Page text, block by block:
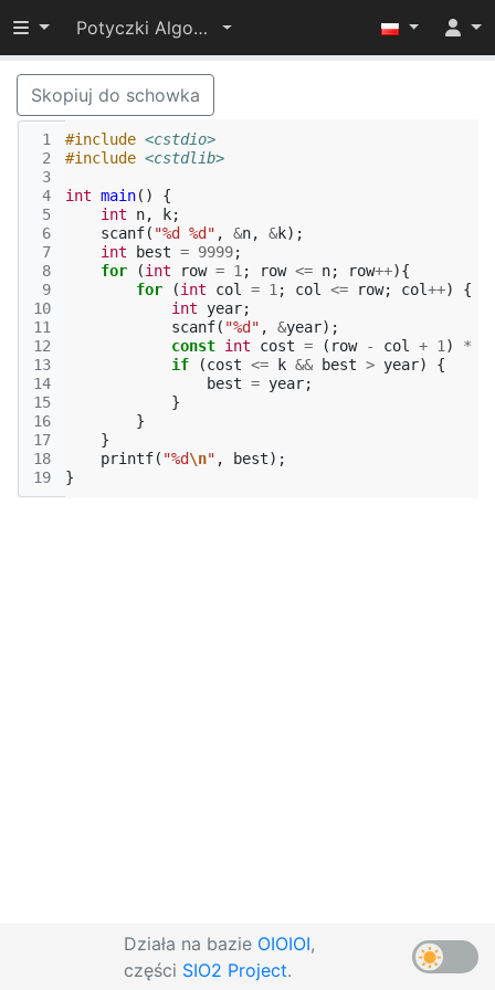
Przełącz widoczność menu
Potyczki Algorytmiczne 2019
Skopiuj do schowka
1
2
3
4
5
6
7
8
9
10
11
12
13
14
15
16
17
18
19
#include <cstdio>
#include <cstdlib>
int main()
{
int
n, k;
scanf( "%d %d" , &n, &k);
int
best = 9999;
for
(int row = 1 ; row <= n; row++){
for
(int col = 1 ; col <= row; col++)
{
int year;
scanf( "%d" , &year);
const int cost = ( row - col + 1 ) *
if
(cost <= k && best > year)
{
best = year;
}
}
}
printf( "%d\n" , best);
}
Działa na bazie OIOIOI,
części SIO2 Project.